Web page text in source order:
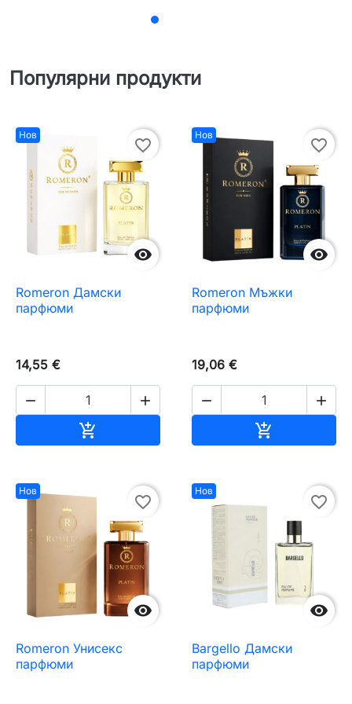
Популярни продукти
Нов

favorite_border
Romeron Дамски
парфюми
14,55 €
 

Нов

favorite_border
Romeron Мъжки
парфюми
19,06 €
 

Нов

favorite_border
Romeron Унисекс
парфюми
Нов

favorite_border
Bargello Дамски
парфюми